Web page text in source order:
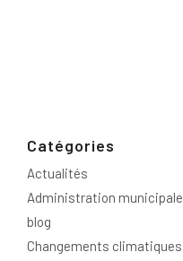
Catégories
Actualités
Administration municipale
blog
Changements climatiques